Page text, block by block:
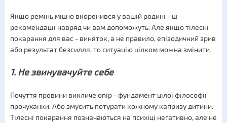
Якщо ремінь міцно вкоренився у вашій родині - ці
рекомендації навряд чи вам допоможуть. Але якщо тілесні
покарання для вас - виняток, а не правило, епізодичний зрив
або результат безсилля, то ситуацію цілком можна змінити.
1. Не звинувачуйте себе
Почуття провини викличе опір - фундамент цілої філософії
прочуханки. Або змусить потурати кожному капризу дитини.
Тілесні покарання позначаються на психіці негативно, але не